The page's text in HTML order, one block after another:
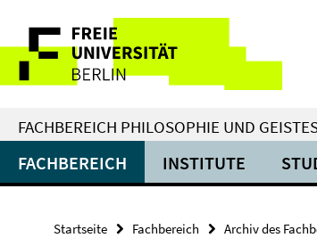
direkt
Inhalt
Service-
Navigation
FACHBEREICH PHILOSOPHIE UND
FACHBEREICH INSTITUTE
Startseite Fachbereich Archiv des